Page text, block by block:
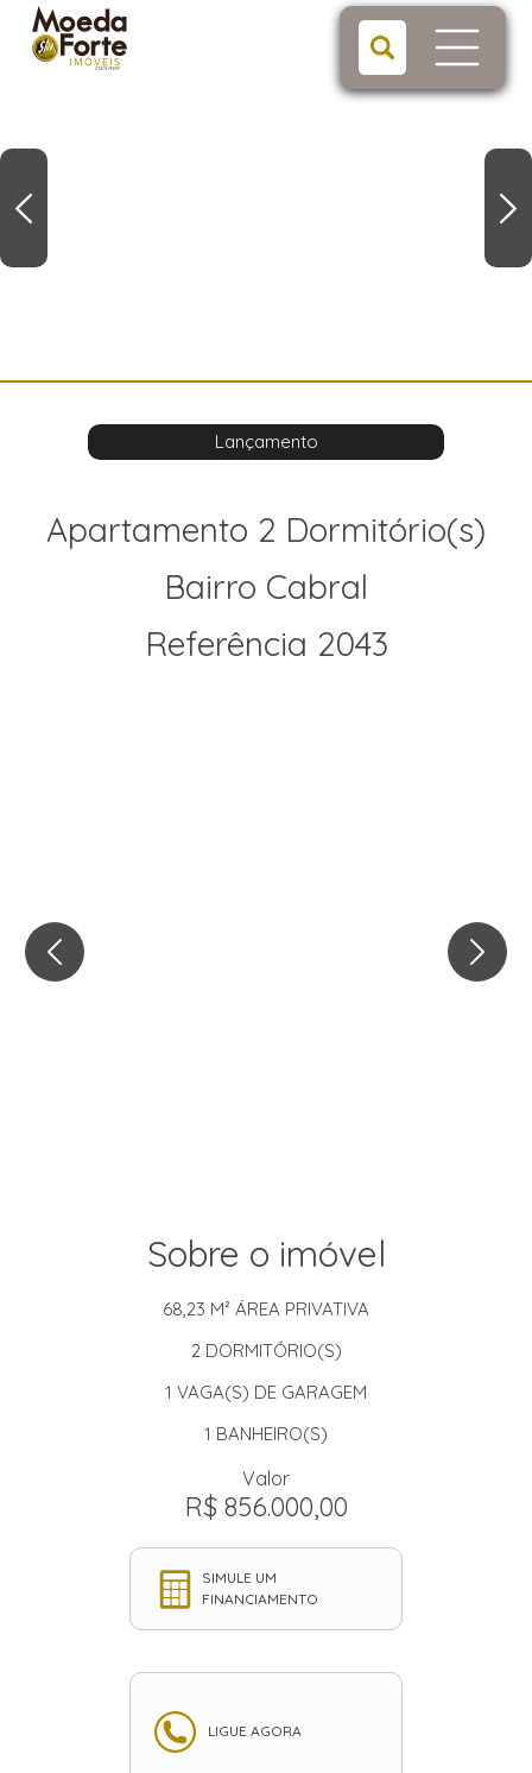
Lançamento
Apartamento 2 Dormitório(s)
Bairro Cabral
Referência 2043
Sobre o imóvel
68,23 M² ÁREA PRIVATIVA
2DORMITÓRIO(S)
1 VAGA(S) DE GARAGEM
1 BANHEIRO(S)
Valor
R$ 856.000,00
SIMULE UM
FINANCIAMENTO
LIGUE AGORA